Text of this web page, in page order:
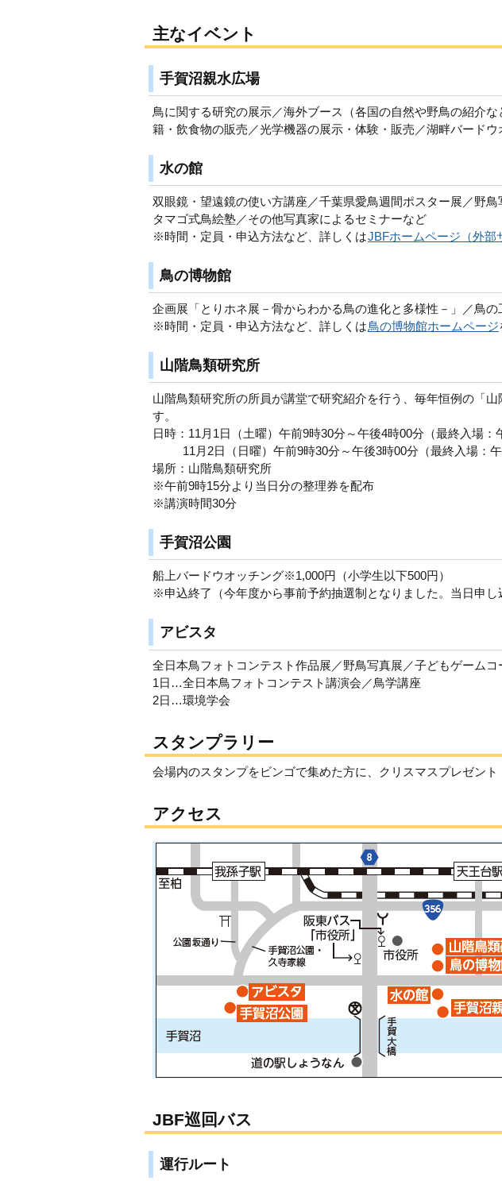
主なイベント
手賀沼親水広場
鳥に関する研究の展示／海外ブース（各国の自然や野鳥の紹介
籍・飲食物の販売／光学機器の展示・体験・販売／湖畔バードウ
水の館
双眼鏡・望遠鏡の使い方講座／千葉県愛鳥週間ポスター展／野鳥
タマゴ式鳥絵塾／その他写真家によるセミナーなど
※時間・定員・申込方法など、詳しくはJBFホームページ（外部
鳥の博物館
企画展「とりホネ展－骨からわかる鳥の進化と多様性－」／鳥
※時間・定員・申込方法など、詳しくは鳥の博物館ホームページ
山階鳥類研究所
山階鳥類研究所の所員が講堂で研究紹介を行う、毎年恒例の「
す。
日時：11月1日（土曜）午前9時30分～午後4時00分（最終入場：
11月2日（日曜）午前9時30分～午後3時00分（最終入場：午
場所：山階鳥類研究所
※午前9時15分より当日分の整理券を配布
※講演時間30分
手賀沼公園
船上バードウオッチング※1,000円（小学生以下500円）
※申込終了（今年度から事前予約抽選制となりました。当日申し
アビスタ
全日本鳥フォトコンテスト作品展／野鳥写真展／子どもゲームコ
1日…全日本鳥フォトコンテスト講演会／鳥学講座
2日…環境学会
スタンプラリー
会場内のスタンプをビンゴで集めた方に、クリスマスプレゼン
アクセス
JBF巡回バス
運行ルート